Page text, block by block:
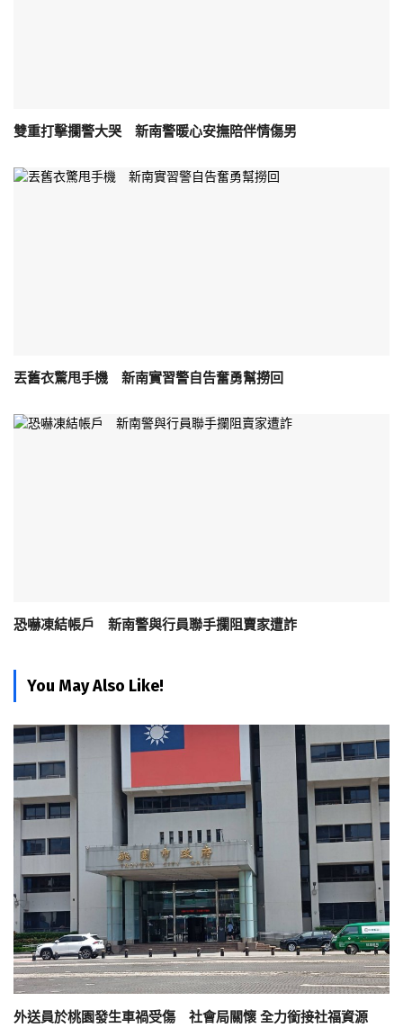
雙重打擊攔警大哭 新南警暖心安撫陪伴情傷男
丟舊衣驚甩手機 新南實習警自告奮勇幫撈回
恐嚇凍結帳戶 新南警與行員聯手攔阻賣家遭詐
You May Also Like!
外送員於桃園發生車禍受傷 社會局關懷 全力銜接社福資源